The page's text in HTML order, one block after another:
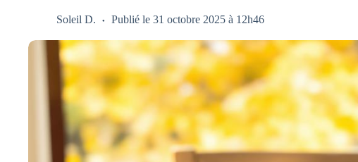
Soleil D. Publié le 31 octobre 2025 à 12h46